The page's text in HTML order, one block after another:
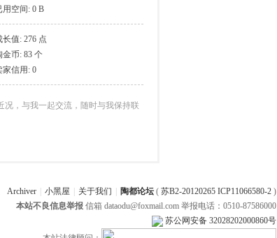
用空间: 0 B
长值: 276 点
金币: 83 个
家信用: 0
，与我一起交流，随时与我保持联
Archiver 小黑屋 关于我们 陶都论坛 ( 苏B2-20120265 ICP11066580-2 )
本站不良信息举报 信箱 dataodu@foxmail.com 举报电话：0510-87586000
苏公网安备 32028202000860号